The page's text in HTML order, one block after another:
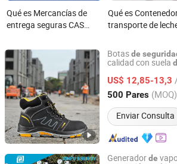
Qué es Mercancías de
entrega seguras CAS
Trimetilbenzofenona
Qué es
transporte de
con barra de
para mercancías
Botasde
calidad con suela
US$ 12,85-13,3
500 Pares (MOQ)
Enviar Consulta
Tera Security
Zhejiang, China Desde 2024
Generadorde